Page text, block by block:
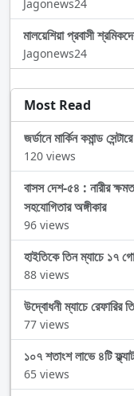
Jagonews24
মালয়েশিয়া প্রবাসী
Jagonews24
Most Read
জর্ডানে মার্কিন কমান্ড
120 views
বাসস দেশ-৫৪ : নারীর
সহযোগিতার অঙ্গীকার
96 views
হাইতিকে তিন ম্যাচে ১৭
88 views
উদ্বোধনী ম্যাচে রেফারির
77 views
১০৭ শতাংশ লাভে ৪টি
65 views